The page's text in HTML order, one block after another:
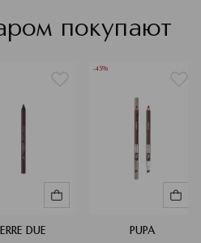
покупают
ERRE DUE
-45%
PUPA